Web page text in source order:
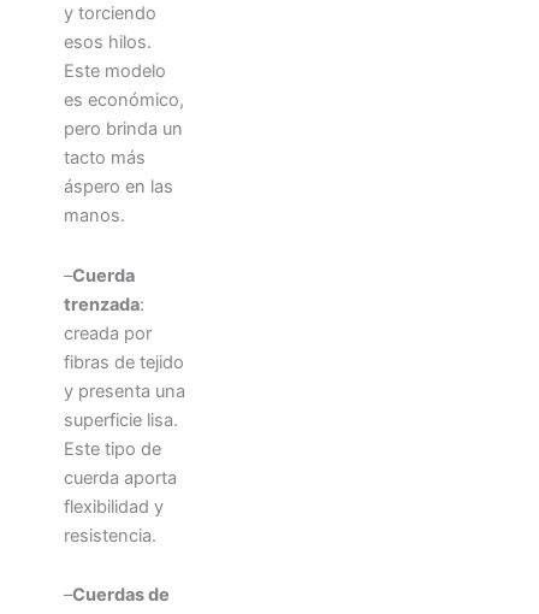
y torciendo
esos hilos.
Este modelo
es económico,
pero brinda un
tacto más
áspero en las
manos.
–Cuerda
trenzada:
creada por
fibras de tejido
y presenta una
superficie lisa.
Este tipo de
cuerda aporta
flexibilidad y
resistencia.
–Cuerdas de